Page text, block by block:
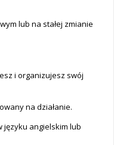
lub na stałej zmianie
i organizujesz swój
na działanie.
języku angielskim lub